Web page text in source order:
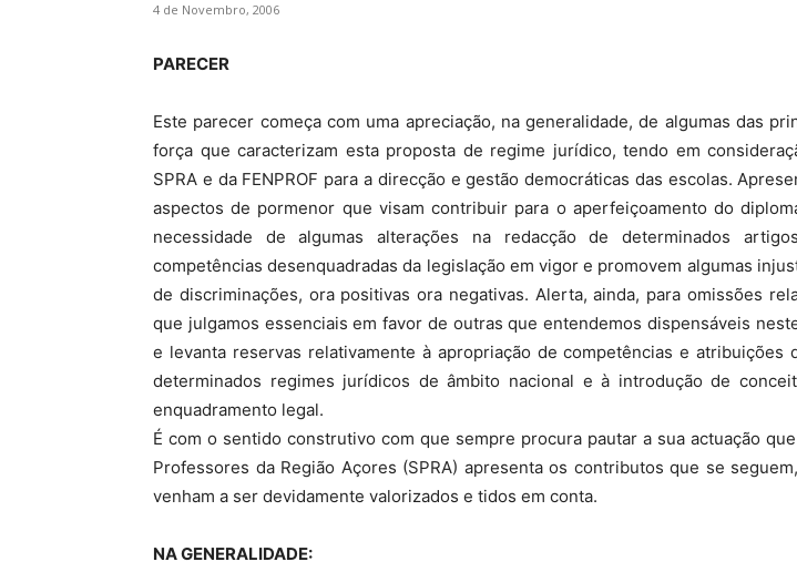
4 de Novembro, 2006
PARECER
Este parecer começa com uma apreciação, na generalidade, de algumas das
força que caracterizam esta proposta de regime jurídico, tendo em
SPRA e da FENPROF para a direcção e gestão democráticas das escolas.
aspectos de pormenor que visam contribuir para o aperfeiçoamento do
necessidade de algumas alterações na redacção de determinados
competências desenquadradas da legislação em vigor e promovem algumas
de discriminações, ora positivas ora negativas. Alerta, ainda, para omissões
que julgamos essenciais em favor de outras que entendemos dispensáveis
e levanta reservas relativamente à apropriação de competências e atribuições
determinados regimes jurídicos de âmbito nacional e à introdução de
enquadramento legal.
É com o sentido construtivo com que sempre procura pautar a sua actuação
Professores da Região Açores (SPRA) apresenta os contributos que se
venham a ser devidamente valorizados e tidos em conta.
NA GENERALIDADE: